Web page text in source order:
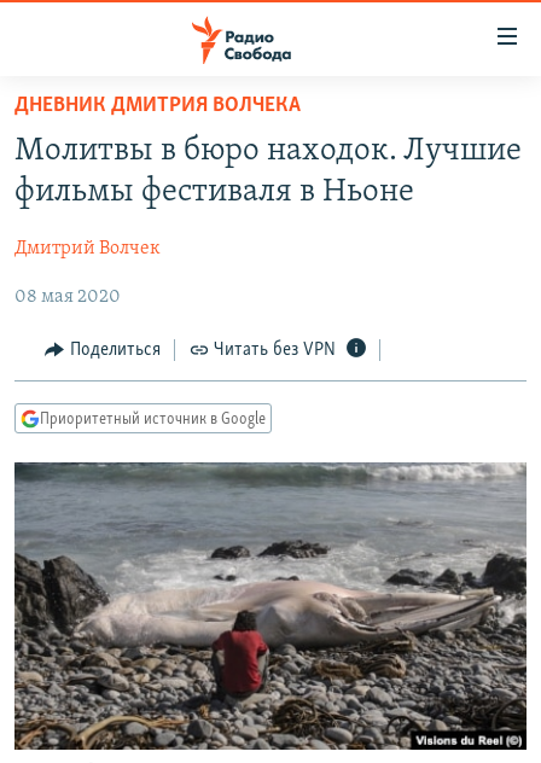
упрощенного
доступа
Вернуться
основному
Вернутся
главной
навигации
Вернутся
поиску
ПОДКАСТЫ
АВТОРСКИЕ ПРОЕКТЫ
ЦИТАТЫ СВОБОДЫ
МНЕНИЯ
КУЛЬТУРА
IDEL.РЕАЛИИ
КАВКАЗ.РЕАЛИИ
СЕВЕР.РЕАЛИИ
СИБИРЬ.РЕАЛИИ
РАСПИСАНИЕ ВЕЩАНИЯ
ПОДПИШИТЕСЬ НА РАССЫЛКУ
СОЦИАЛЬНЫЕ СЕТИ
ДНЕВНИК ДМИТРИЯ ВОЛЧЕКА
Молитвы в бюро находок. Лучшие
фильмы фестиваля в Ньоне
Дмитрий Волчек
08 мая 2020
Поделиться Читать без VPN
Приоритетный источник в Google